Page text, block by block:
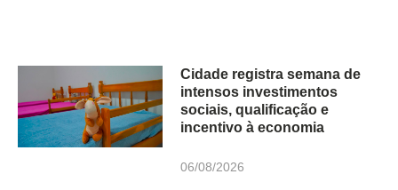
Cidade registra semana de
intensos investimentos
sociais, qualificação e
incentivo à economia
06/08/2026